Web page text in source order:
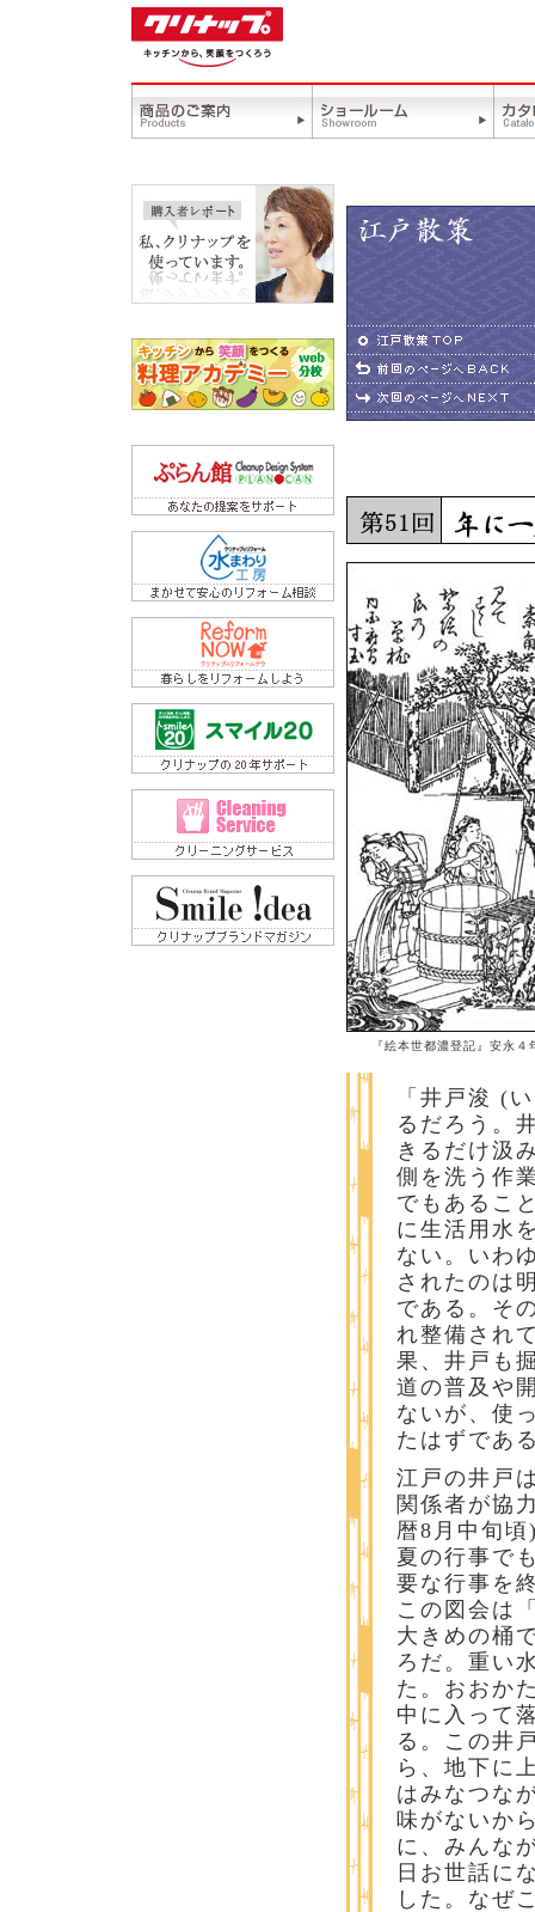
『絵本世都濃登記』安永
「井戸浚 (
るだろう。
きるだけ汲
側を洗う作
でもあるこ
に生活用水
ない。いわ
されたのは
である。そ
れ整備され
果、井戸も
道の普及や
ないが、使
たはずであ
江戸の井戸
関係者が協
暦8月中旬
夏の行事で
要な行事を
この図会は
大きめの桶
ろだ。重い
た。おおか
中に入って
る。この井
ら、地下に
はみなつな
味がないか
に、みんな
日お世話に
した。なぜ